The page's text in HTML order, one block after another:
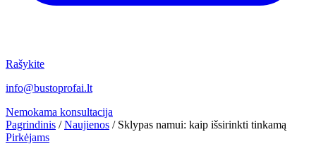
Rašykite
info@bustoprofai.lt
Nemokama konsultacija
Pagrindinis /Naujienos / Sklypas namui: kaip išsirinkti tinkamą
Pirkėjams